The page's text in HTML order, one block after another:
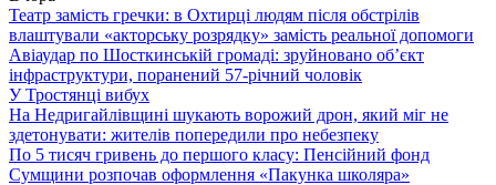
Театр замість гречки: в Охтирці людям після обстрілів
влаштували «акторську розрядку» замість реальної допомоги
Авіаудар по Шосткинській громаді: зруйновано об’єкт
інфраструктури, поранений 57-річний чоловік
У Тростянці вибух
На Недригайлівщині шукають ворожий дрон, який міг не
здетонувати: жителів попередили про небезпеку
По 5 тисяч гривень до першого класу: Пенсійний фонд
Сумщини розпочав оформлення «Пакунка школяра»